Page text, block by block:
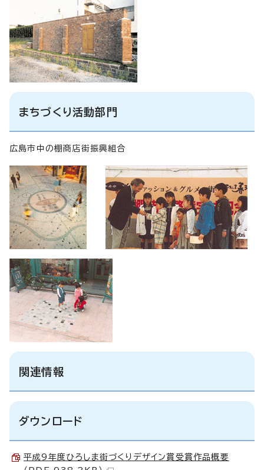
まちづくり活動部門
広島市中の棚商店街振興組合
関連情報
ダウンロード
平成9年度ひろしま街づくりデザイン賞受賞作品概要